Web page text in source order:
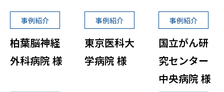
事例紹介
柏葉脳神経
外科病院 様
事例紹介
東京医科大
学病院 様
事例紹介
国立がん研
究センター
中央病院 様